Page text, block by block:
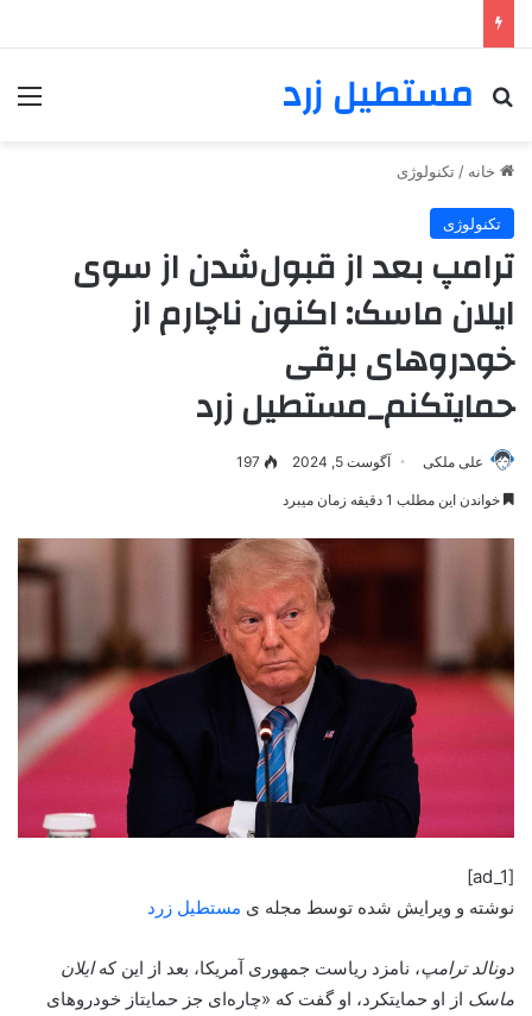
مستطیل زرد
خانه / تکنولوژی
تکنولوژی
ترامپ بعد از قبول‌شدن از سوی
ایلان ماسک: اکنون ناچارم از
خودروهای برقی
حمایتکنم_مستطیل زرد
علی ملکی آگوست 5, 2024 197
خواندن این مطلب 1 دقیقه زمان میبرد
[ad_1]
نوشته و ویرایش شده توسط مجله ی مستطیل زرد
دونالد ترامپ، نامزد ریاست جمهوری آمریکا، بعد از این کهایلان
ماسک از او حمایتکرد، او گفت که «چاره‌ای جز حمایتاز خودروهای